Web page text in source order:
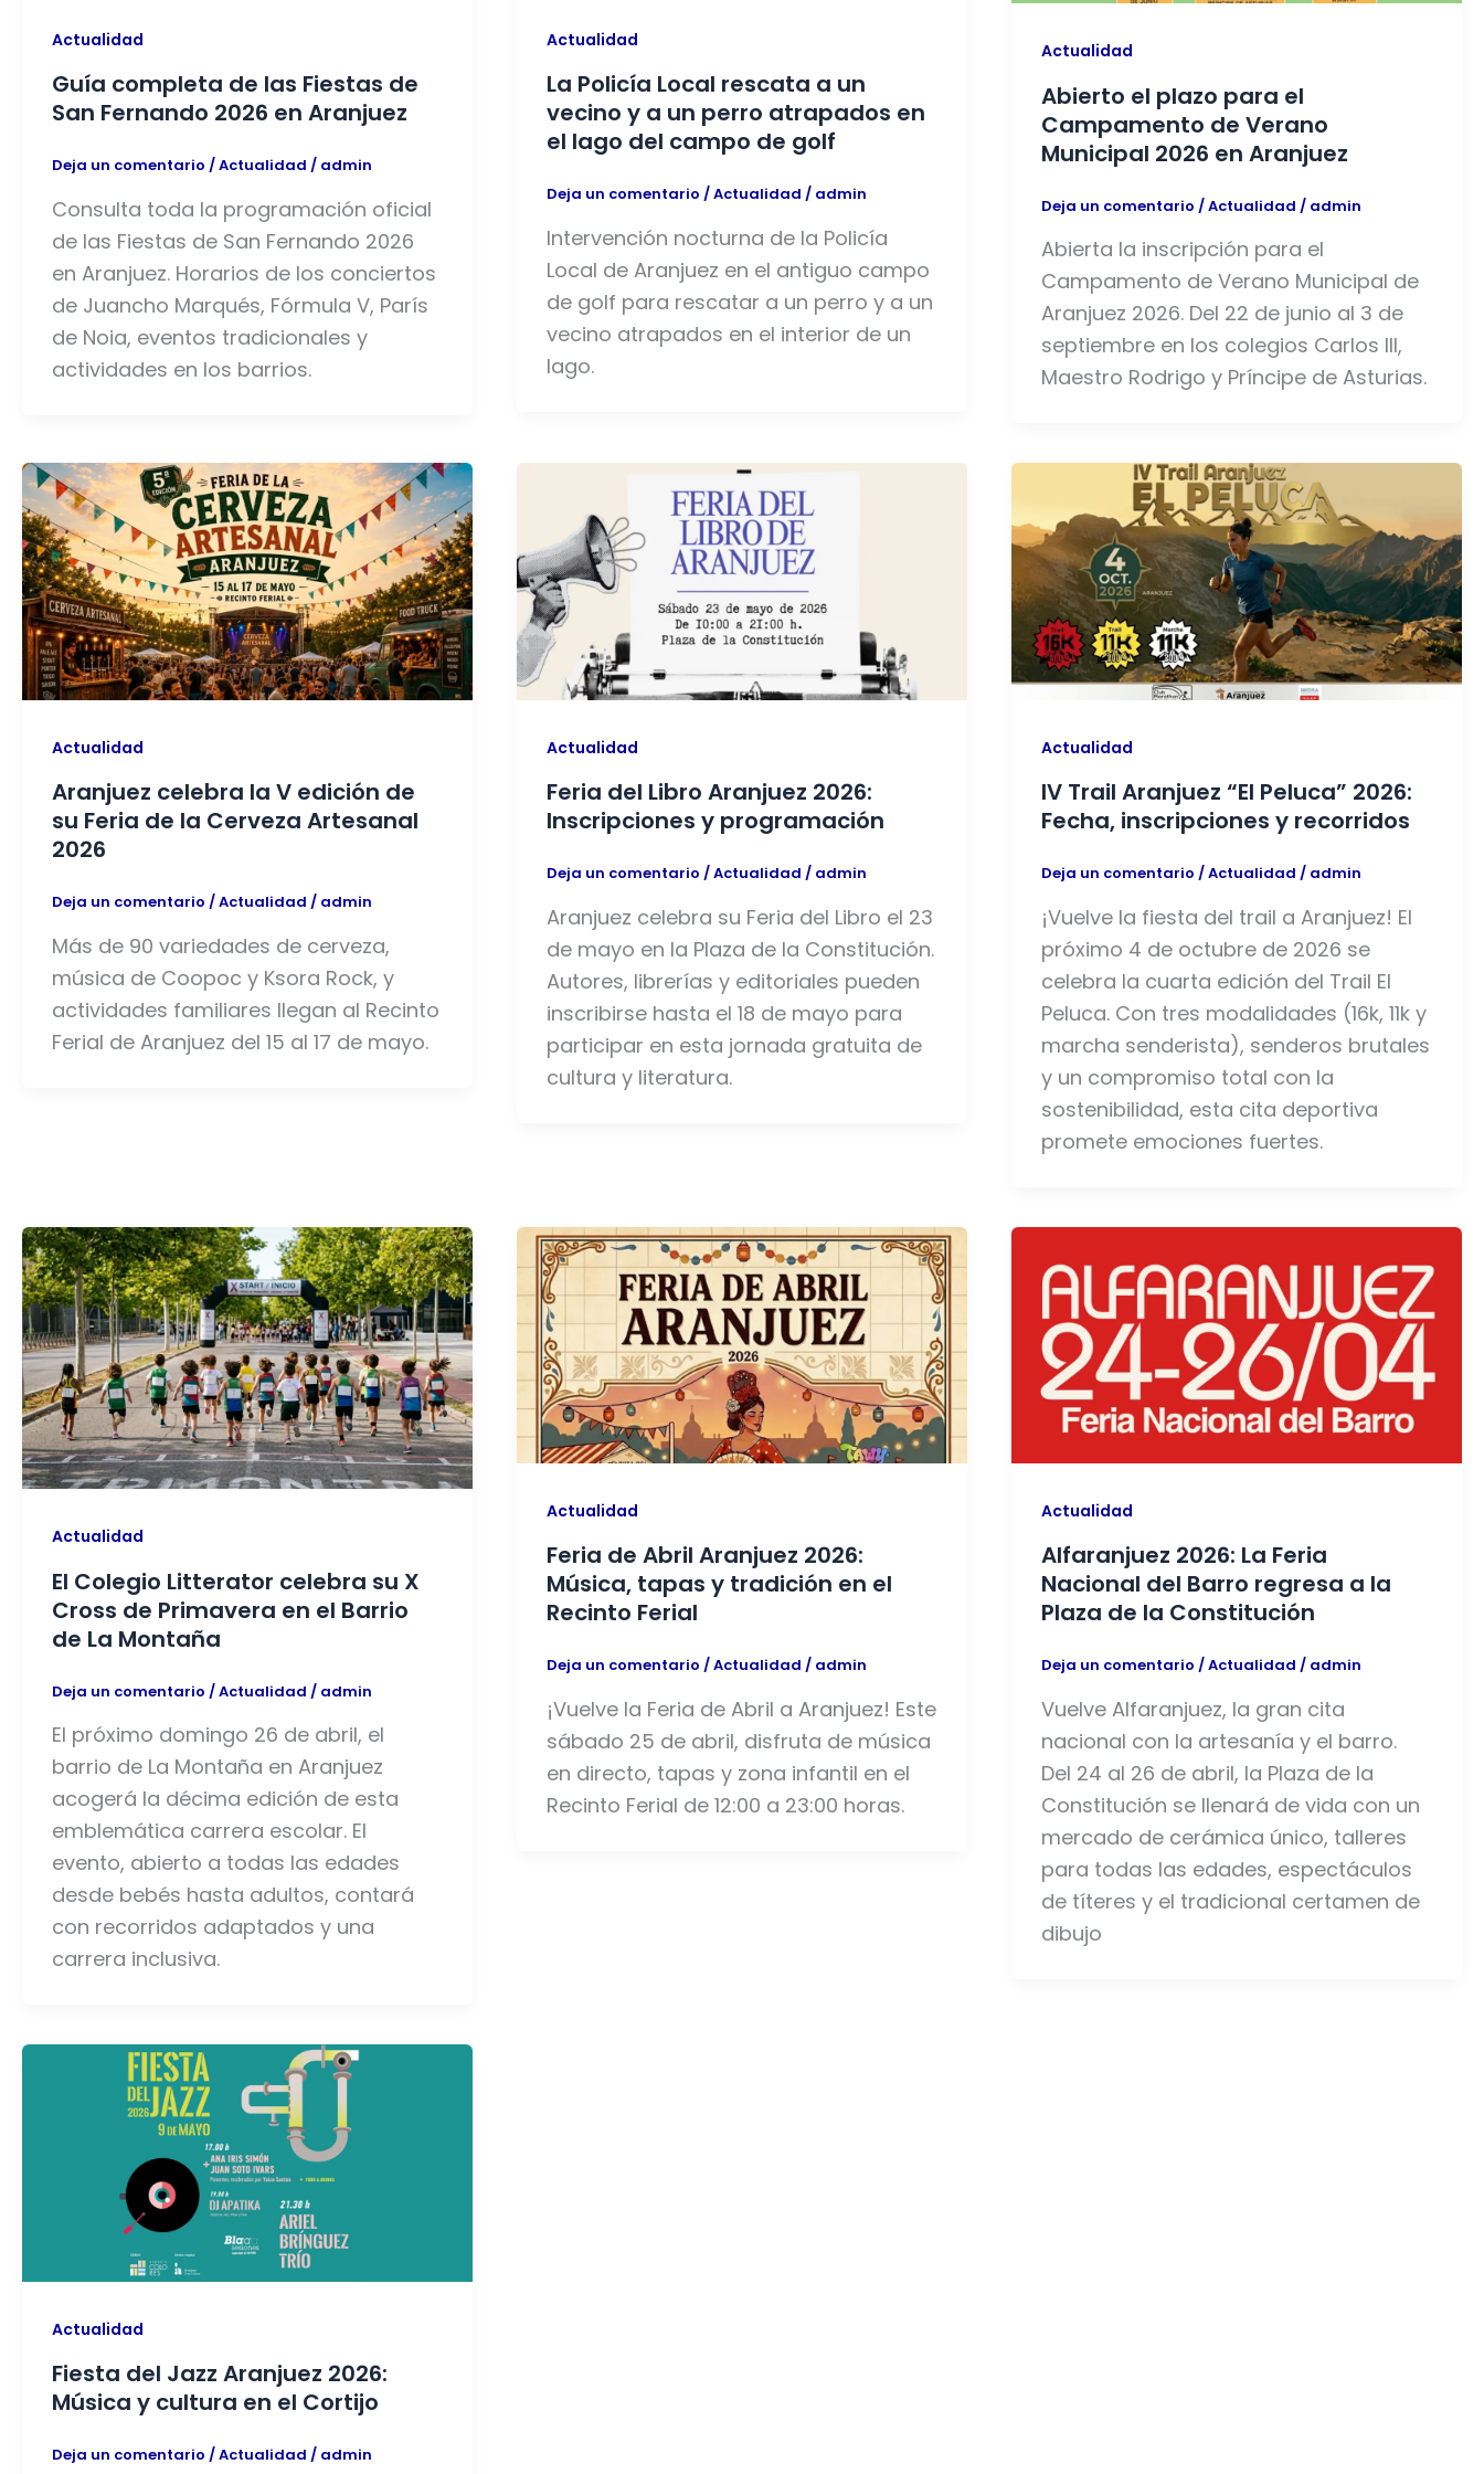
Actualidad
Guía completa de las Fiestas de
San Fernando 2026 en Aranjuez
Deja un comentario /Actualidad / admin
Consulta toda la programación oficial
de las Fiestas de San Fernando 2026
en Aranjuez. Horarios de los conciertos
de Juancho Marqués, Fórmula V, París
de Noia, eventos tradicionales y
actividades en los barrios.
Actualidad
La Policía Local rescata a un
vecino y a un perro atrapados en
el lago del campo de golf
Deja un comentario /Actualidad / admin
Intervención nocturna de la Policía
Local de Aranjuez en el antiguo campo
de golf para rescatar a un perro y a un
vecino atrapados en el interior de un
lago.
Actualidad
Abierto el plazo para el
Campamento de Verano
Municipal 2026 en Aranjuez
Deja un comentario /Actualidad / admin
Abierta la inscripción para el
Campamento de Verano Municipal de
Aranjuez 2026. Del 22 de junio al 3 de
septiembre en los colegios Carlos III,
Maestro Rodrigo y Príncipe de Asturias.
Actualidad
Aranjuez celebra la V edición de
su Feria de la Cerveza Artesanal
2026
Deja un comentario /Actualidad / admin
Más de 90 variedades de cerveza,
música de Coopoc y Ksora Rock, y
actividades familiares llegan al Recinto
Ferial de Aranjuez del 15 al 17 de mayo.
Actualidad
Feria del Libro Aranjuez 2026:
Inscripciones y programación
Deja un comentario /Actualidad / admin
Aranjuez celebra su Feria del Libro el 23
de mayo en la Plaza de la Constitución.
Autores, librerías y editoriales pueden
inscribirse hasta el 18 de mayo para
participar en esta jornada gratuita de
cultura y literatura.
Actualidad
IV Trail Aranjuez “El Peluca” 2026:
Fecha, inscripciones y recorridos
Deja un comentario /Actualidad / admin
¡Vuelve la fiesta del trail a Aranjuez! El
próximo 4 de octubre de 2026 se
celebra la cuarta edición del Trail El
Peluca. Con tres modalidades (16k, 11k y
marcha senderista), senderos brutales
y un compromiso total con la
sostenibilidad, esta cita deportiva
promete emociones fuertes.
Actualidad
El Colegio Litterator celebra su X
Cross de Primavera en el Barrio
de La Montaña
Deja un comentario /Actualidad / admin
El próximo domingo 26 de abril, el
barrio de La Montaña en Aranjuez
acogerá la décima edición de esta
emblemática carrera escolar. El
evento, abierto a todas las edades
desde bebés hasta adultos, contará
con recorridos adaptados y una
carrera inclusiva.
Actualidad
Feria de Abril Aranjuez 2026:
Música, tapas y tradición en el
Recinto Ferial
Deja un comentario /Actualidad / admin
¡Vuelve la Feria de Abril a Aranjuez! Este
sábado 25 de abril, disfruta de música
en directo, tapas y zona infantil en el
Recinto Ferial de 12:00 a 23:00 horas.
Actualidad
Alfaranjuez 2026: La Feria
Nacional del Barro regresa a la
Plaza de la Constitución
Deja un comentario /Actualidad / admin
Vuelve Alfaranjuez, la gran cita
nacional con la artesanía y el barro.
Del 24 al 26 de abril, la Plaza de la
Constitución se llenará de vida con un
mercado de cerámica único, talleres
para todas las edades, espectáculos
de títeres y el tradicional certamen de
dibujo
Actualidad
Fiesta del Jazz Aranjuez 2026:
Música y cultura en el Cortijo
Deja un comentario /Actualidad / admin